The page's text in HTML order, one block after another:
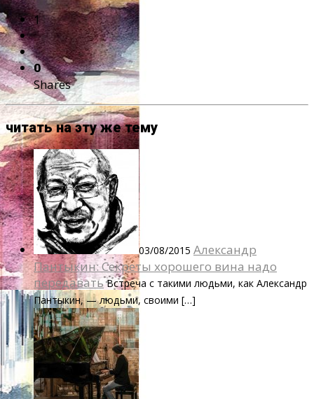
1
0
Shares
читать на эту же тему
03/08/2015 Александр
Пантыкин: Секреты хорошего вина надо
передавать Встреча с такими людьми, как Александр
Пантыкин, — людьми, своими […]